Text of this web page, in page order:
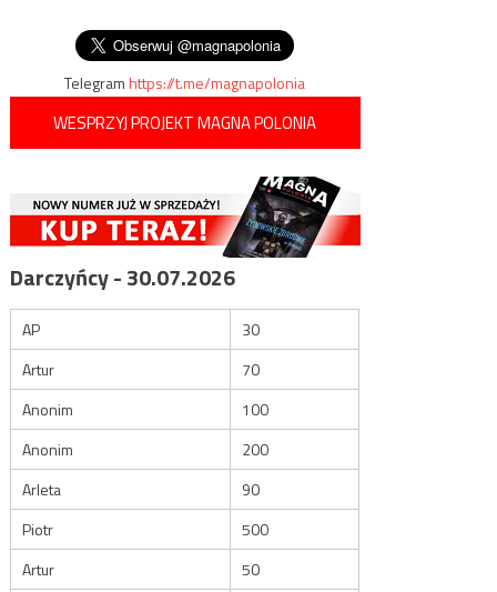
Telegramhttps://t.me/magnapolonia
WESPRZYJ PROJEKT MAGNA POLONIA
Darczyńcy - 30.07.2026
AP
30
Artur
70
Anonim
100
Anonim
200
Arleta
90
Piotr
500
Artur
50